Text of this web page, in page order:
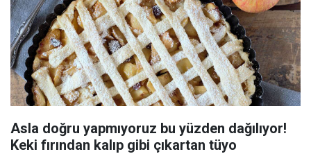
Asla doğru yapmıyoruz bu yüzden dağılıyor!
Keki fırından kalıp gibi çıkartan tüyo